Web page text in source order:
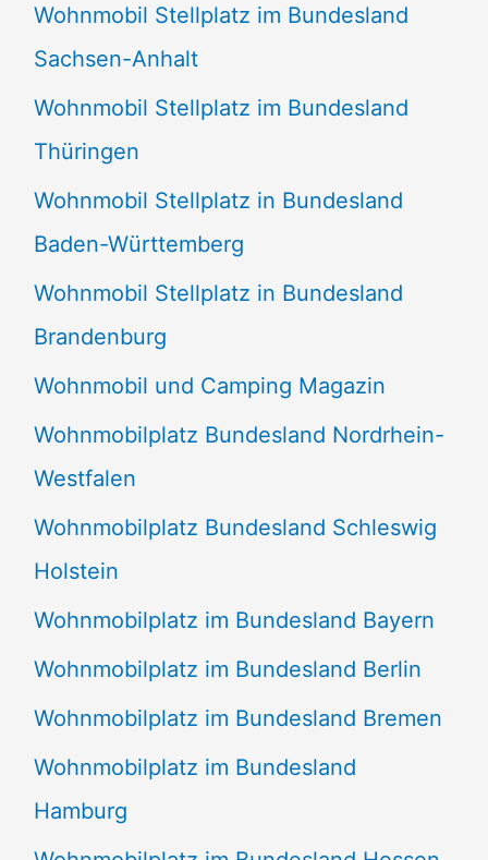
Wohnmobil Stellplatz im Bundesland
Sachsen-Anhalt
Wohnmobil Stellplatz im Bundesland
Thüringen
Wohnmobil Stellplatz in Bundesland
Baden-Württemberg
Wohnmobil Stellplatz in Bundesland
Brandenburg
Wohnmobil und Camping Magazin
Wohnmobilplatz Bundesland Nordrhein-
Westfalen
Wohnmobilplatz Bundesland Schleswig
Holstein
Wohnmobilplatz im Bundesland Bayern
Wohnmobilplatz im Bundesland Berlin
Wohnmobilplatz im Bundesland Bremen
Wohnmobilplatz im Bundesland
Hamburg